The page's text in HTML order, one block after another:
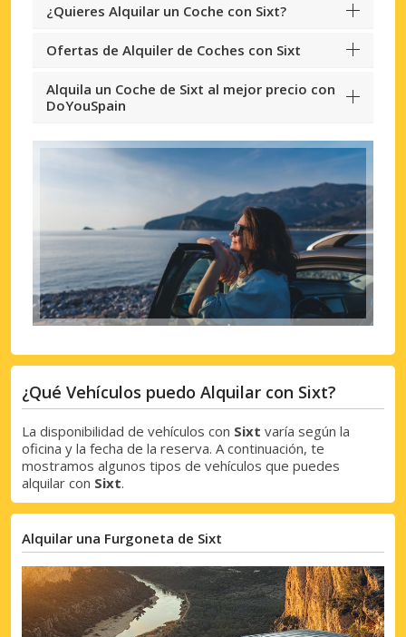
¿Quieres Alquilar un Coche con Sixt?
Ofertas de Alquiler de Coches con Sixt
Alquila un Coche de Sixt al mejor precio con
DoYouSpain
¿Qué Vehículos puedo Alquilar con Sixt?
La disponibilidad de vehículos con Sixt varía según la
oficina y la fecha de la reserva. A continuación, te
mostramos algunos tipos de vehículos que puedes
alquilar con Sixt.
Alquilar una Furgoneta de Sixt